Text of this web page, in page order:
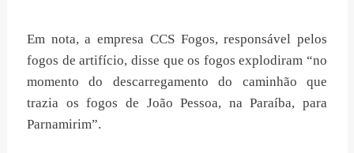
Em nota, a empresa CCS Fogos, responsável pelos
fogos de artifício, disse que os fogos explodiram “no
momento do descarregamento do caminhão que
trazia os fogos de João Pessoa, na Paraíba, para
Parnamirim”.